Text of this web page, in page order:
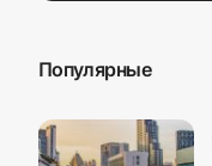
Популярные